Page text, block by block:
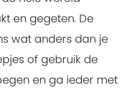
en gegeten. De
wat anders dan je
of gebruik de
en ga ieder met